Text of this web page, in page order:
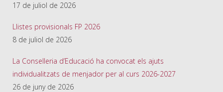
17 de juliol de 2026
Llistes provisionals FP 2026
8 de juliol de 2026
La Conselleria d’Educació ha convocat els ajuts
individualitzats de menjador per al curs 2026-2027
26 de juny de 2026